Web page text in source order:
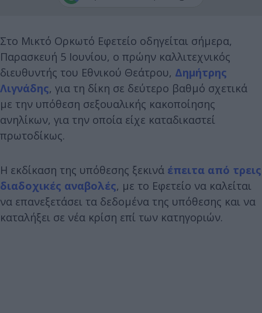
Στο Μικτό Ορκωτό Εφετείο οδηγείται σήμερα,
Παρασκευή 5 Ιουνίου, ο πρώην καλλιτεχνικός
διευθυντής του Εθνικού Θεάτρου, Δημήτρης
Λιγνάδης, για τη δίκη σε δεύτερο βαθμό σχετικά
με την υπόθεση σεξουαλικής κακοποίησης
ανηλίκων, για την οποία είχε καταδικαστεί
πρωτοδίκως.
Η εκδίκαση της υπόθεσης ξεκινά έπειτα από τρεις
διαδοχικές αναβολές, με το Εφετείο να καλείται
να επανεξετάσει τα δεδομένα της υπόθεσης και να
καταλήξει σε νέα κρίση επί των κατηγοριών.